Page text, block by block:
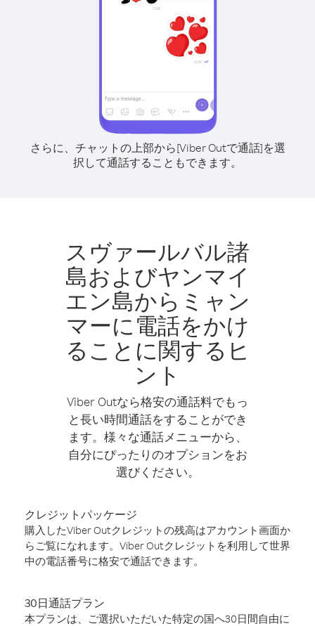
さらに、チャットの上部から[Viber Outで通話]を選
択して通話することもできます。
スヴァールバル諸
島およびヤンマイ
エン島からミャン
マーに電話をかけ
ることに関するヒ
ント
Viber Outなら格安の通話料でもっ
と長い時間通話をすることができ
ます。様々な通話メニューから、
自分にぴったりのオプションをお
選びください。
クレジットパッケージ
購入したViber Outクレジットの残高はアカウント画面か
らご覧になれます。Viber Outクレジットを利用して世界
中の電話番号に格安で通話できます。
30日通話プラン
本プランは、ご選択いただいた特定の国へ30日間自由に